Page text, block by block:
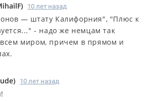
) 10 лет назад
— штату Калифорния", "Плюс к
- надо же немцам так
всем миром, причем в прямом и
) 10 лет назад